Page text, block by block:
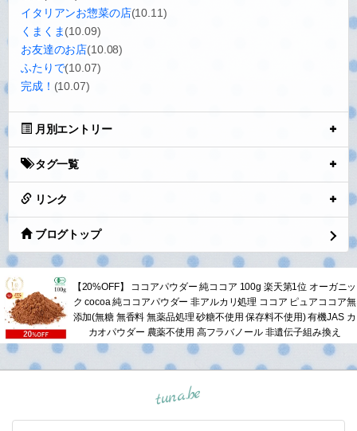
イタリアンお惣菜の店(10.11)
くまくま(10.09)
お友達のお店(10.08)
ふたりで(10.07)
完成！ (10.07)
月別エントリー
タグ一覧
リンク
ブログトップ
【20%OFF】 ココアパウダー 純ココア 100g 楽天第1位 オーガニッ
ク cocoa 純ココアパウダー 非アルカリ処理 ココア ピュアココア無
添加(無糖 無香料 無薬品処理 砂糖不使用 保存料不使用) 有機JAS カ
カオパウダー 農薬不使用 高フラバノール 非遺伝子組み換え
tuna.be